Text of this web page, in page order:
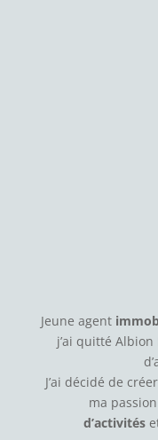
Jeune agent
j’ai quitté
J’ai décidé de
ma
d’activités